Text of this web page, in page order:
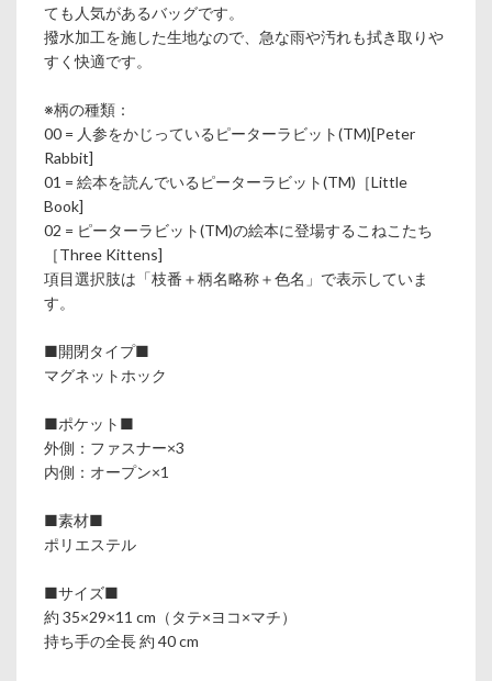
ても人気があるバッグです。
撥水加工を施した生地なので、急な雨や汚れも拭き取りや
すく快適です。
※柄の種類：
00 = 人参をかじっているピーターラビット(TM)[Peter
Rabbit]
01 = 絵本を読んでいるピーターラビット(TM)［Little
Book]
02 = ピーターラビット(TM)の絵本に登場するこねこたち
［Three Kittens]
項目選択肢は「枝番＋柄名略称＋色名」で表示していま
す。
■開閉タイプ■
マグネットホック
■ポケット■
外側：ファスナー×3
内側：オープン×1
■素材■
ポリエステル
■サイズ■
約 35×29×11 cm（タテ×ヨコ×マチ）
持ち手の全長 約 40 cm